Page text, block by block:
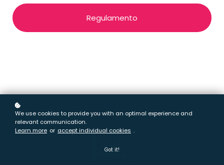
Regulamento
We use cookies to provide you with an optimal experience and
relevant communication.
Learn more or accept individual cookies .
Got it!